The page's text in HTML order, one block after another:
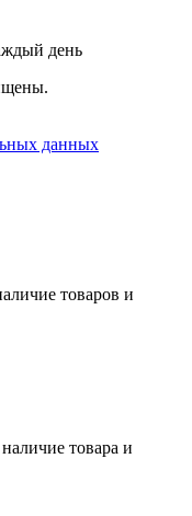
день
данных
товаров и
товара и